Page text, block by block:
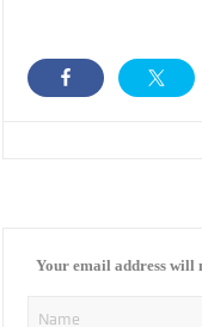
Your email address will